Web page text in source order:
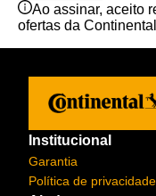
Ao assinar, aceito
ofertas da Continental
Institucional
Garantia
Política de privacidade